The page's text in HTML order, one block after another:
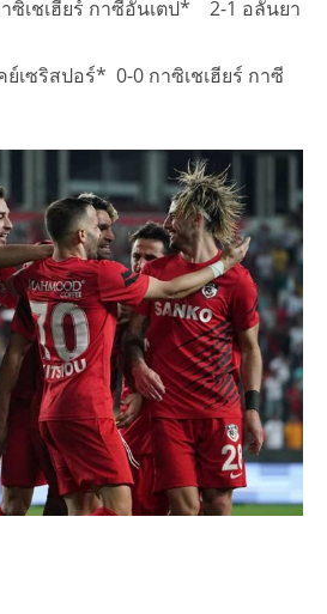
เชเฮียร์ กาซีอันเตป* 2-1 อลันยา
เซริสปอร์* 0-0 กาซิเชเฮียร์ กาซี